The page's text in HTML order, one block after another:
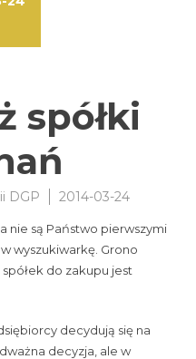
spółki
DGP 2014-03-24
nie są Państwo pierwszymi
wyszukiwarkę. Grono
do zakupu jest
decydują się na
decyzja, ale w